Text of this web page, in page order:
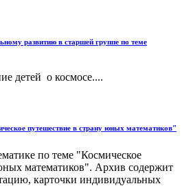
развитию в старшей группе по теме
детей о космосе....
путешествие в страну юных математиков"
по теме "Космическое
математиков". Архив содержит
карточки индивидуальных